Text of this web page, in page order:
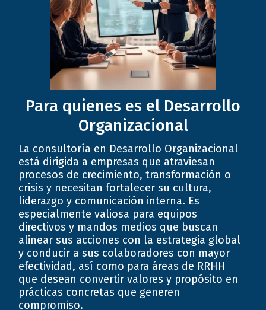
Para quienes es el Desarrollo
Organizacional
La consultoría en Desarrollo Organizacional
está dirigida a empresas que atraviesan
procesos de crecimiento, transformación o
crisis y necesitan fortalecer su cultura,
liderazgo y comunicación interna. Es
especialmente valiosa para equipos
directivos y mandos medios que buscan
alinear sus acciones con la estrategia global
y conducir a sus colaboradores con mayor
efectividad, así como para áreas de RRHH
que desean convertir valores y propósito en
prácticas concretas que generen
compromiso.